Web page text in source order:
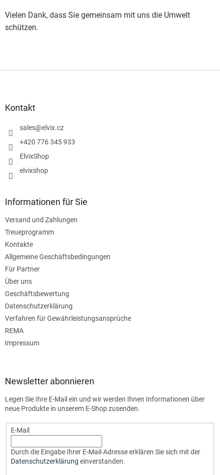
Vielen Dank, dass Sie gemeinsam mit uns die Umwelt
schützen.
Kontakt
sales@elvix.cz
+420 776 345 933
ElvixShop
elvixshop
Informationen für Sie
Versand und Zahlungen
Treueprogramm
Kontakte
Allgemeine Geschäftsbedingungen
Für Partner
Über uns
Geschäftsbewertung
Datenschutzerklärung
Verfahren für Gewährleistungsansprüche
REMA
Impressum
Newsletter abonnieren
Legen Sie Ihre E-Mail ein und wir werden Ihnen Informationen über
neue Produkte in unserem E-Shop zusenden.
E-Mail
Durch die Eingabe Ihrer E-Mail-Adresse erklären Sie sich mit der
Datenschutzerklärung einverstanden.